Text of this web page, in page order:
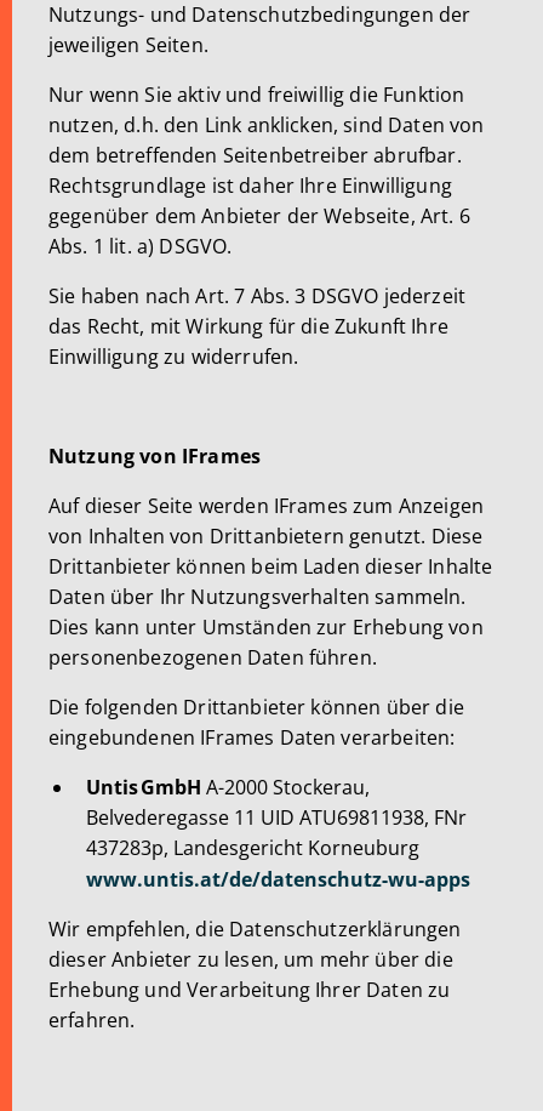
Nutzungs- und Datenschutzbedingungen der
jeweiligen Seiten.
Nur wenn Sie aktiv und freiwillig die Funktion
nutzen, d.h. den Link anklicken, sind Daten von
dem betreffenden Seitenbetreiber abrufbar.
Rechtsgrundlage ist daher Ihre Einwilligung
gegenüber dem Anbieter der Webseite, Art. 6
Abs. 1 lit. a) DSGVO.
Sie haben nach Art. 7 Abs. 3 DSGVO jederzeit
das Recht, mit Wirkung für die Zukunft Ihre
Einwilligung zu widerrufen.
Nutzung von IFrames
Auf dieser Seite werden IFrames zum Anzeigen
von Inhalten von Drittanbietern genutzt. Diese
Drittanbieter können beim Laden dieser Inhalte
Daten über Ihr Nutzungsverhalten sammeln.
Dies kann unter Umständen zur Erhebung von
personenbezogenen Daten führen.
Die folgenden Drittanbieter können über die
eingebundenen IFrames Daten verarbeiten:
Untis GmbH A-2000 Stockerau,
Belvederegasse 11 UID ATU69811938, FNr
437283p, Landesgericht Korneuburg
www.untis.at/de/datenschutz-wu-apps
Wir empfehlen, die Datenschutzerklärungen
dieser Anbieter zu lesen, um mehr über die
Erhebung und Verarbeitung Ihrer Daten zu
erfahren.